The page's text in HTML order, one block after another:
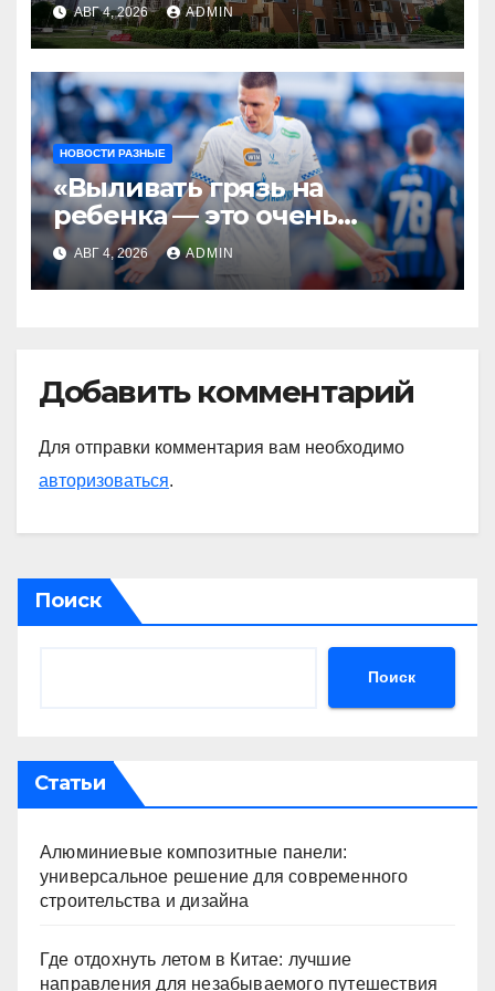
АВГ 4, 2026 ADMIN
НОВОСТИ РАЗНЫЕ
«Выливать грязь на
ребенка — это очень
мерзкая история» —
Радимов о ситуации с
сыном Соболева
АВГ 4, 2026 ADMIN
Добавить комментарий
Для отправки комментария вам необходимо
авторизоваться.
Поиск
Поиск
Статьи
Алюминиевые композитные панели:
универсальное решение для современного
строительства и дизайна
Где отдохнуть летом в Китае: лучшие
направления для незабываемого путешествия